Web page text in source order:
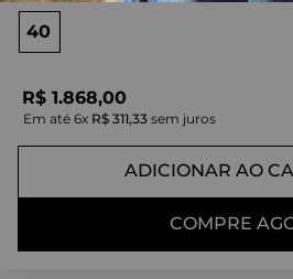
40
R$ 1.868,00
Em até 6x R$ 311,33 sem juros
ADICIONAR AO
COMPRE